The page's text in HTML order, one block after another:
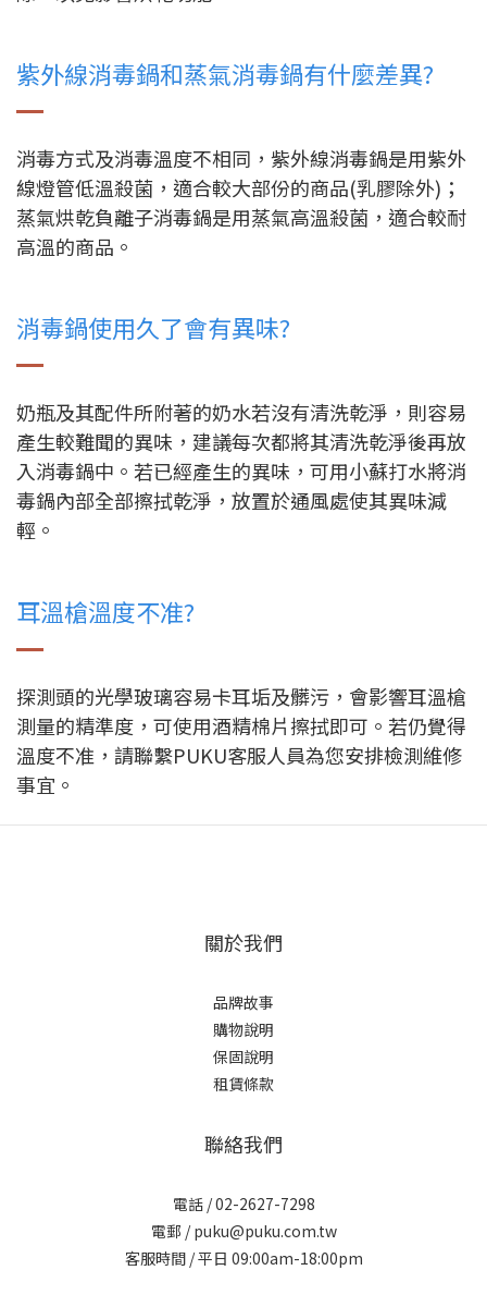
紫外線消毒鍋和蒸氣消毒鍋有什麼差異?
消毒方式及消毒溫度不相同，紫外線消毒鍋是用紫外
線燈管低溫殺菌，適合較大部份的商品(乳膠除外)；
蒸氣烘乾負離子消毒鍋是用蒸氣高溫殺菌，適合較耐
高溫的商品。
消毒鍋使用久了會有異味?
奶瓶及其配件所附著的奶水若沒有清洗乾淨，則容易
產生較難聞的異味，建議每次都將其清洗乾淨後再放
入消毒鍋中。若已經產生的異味，可用小蘇打水將消
毒鍋內部全部擦拭乾淨，放置於通風處使其異味減
輕。
耳溫槍溫度不准?
探測頭的光學玻璃容易卡耳垢及髒污，會影響耳溫槍
測量的精準度，可使用酒精棉片擦拭即可。若仍覺得
溫度不准，請聯繫PUKU客服人員為您安排檢測維修
事宜。
關於我們
品牌故事
購物說明
保固說明
租賃條款
聯絡我們
電話 / 02-2627-7298
電郵 / puku@puku.com.tw
客服時間 / 平日 09:00am-18:00pm